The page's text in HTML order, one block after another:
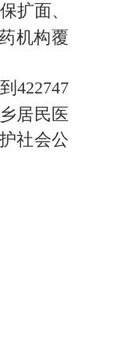
扩面、
机构覆
422747
居民医
社会公